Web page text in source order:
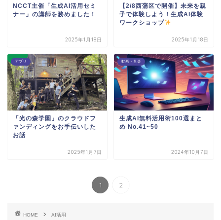
NCCT主催「生成AI活用セミ
ナー」の講師を務めました！
2025年1月18日
【2/8西蒲区で開催】未来を親
子で体験しよう！生成AI体験
ワークショップ
2025年1月18日
アプリ
「光の森学園」のクラウドフ
ァンディングをお手伝いした
お話
2025年1月7日
動画・音楽
生成AI無料活用術100選まと
め No.41~50
2024年10月7日
1 2
HOME AI活用